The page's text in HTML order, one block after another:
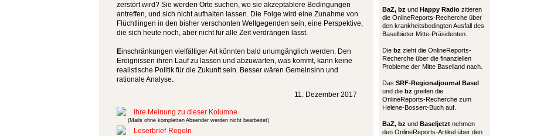
zerstört wird? Sie werden Orte suchen, wo sie akzeptablere Bedingungen
antreffen, und sich nicht aufhalten lassen. Die Folge wird eine Zunahme von
Flüchtlingen in den bisher verschonten Weltgegenden sein, eine Perspektive,
die sich heute noch, aber nicht für alle Zeit verdrängen lässt.
Einschränkungen vielfältiger Art könnten bald unumgänglich werden. Den
Ereignissen ihren Lauf zu lassen und abzuwarten, was kommt, kann keine
realistische Politik für die Zukunft sein. Besser wären Gemeinsinn und
rationale Analyse.
11. Dezember 2017
Ihre Meinung zu dieser Kolumne
(Mails ohne kompletten Absender werden nicht bearbeitet)
Leserbrief-Regeln
BaZ, bz und Happy Radio zitieren
die OnlineReports-Recherche über
den krankheitsbedingten Ausfall des
Baselbieter Mitte-Präsidenten.
Die bz zieht die OnlineReports-
Recherche über die finanziellen
Probleme der Mitte Baselland nach.
Das SRF-Regionaljournal Basel
und die bz greifen die
OnlineReports-Recherche zum
Helene-Bossert-Buch auf.
BaZ, bz und Baseljetzt nehmen
den OnlineReports-Artikel über den